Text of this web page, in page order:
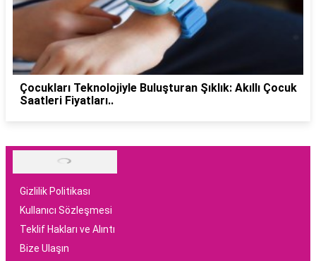
Çocukları Teknolojiyle Buluşturan Şıklık: Akıllı Çocuk
Saatleri Fiyatları..
Gizlilik Politikası
Kullanıcı Sözleşmesi
Teklif Hakları ve Alıntı
Bize Ulaşın